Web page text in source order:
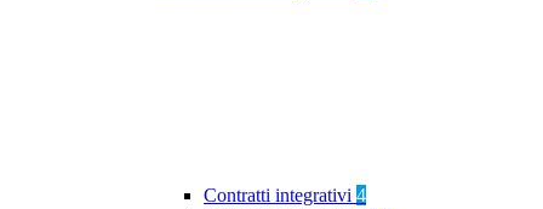
Contratti integrativi 4